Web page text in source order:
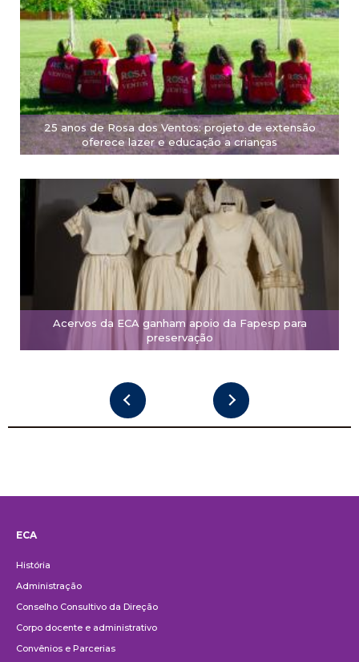
25 anos de Rosa dos Ventos: projeto de extensão
oferece lazer e educação a crianças
Acervos da ECA ganham apoio da Fapesp para
preservação
ECA
História
Administração
Conselho Consultivo da Direção
Corpo docente e administrativo
Convênios e Parcerias